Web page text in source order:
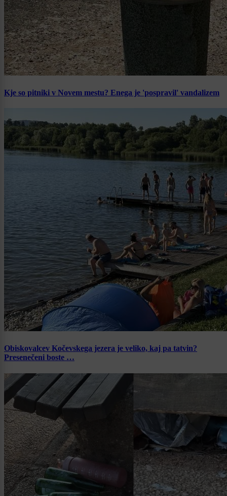
Kje so pitniki v Novem mestu? Enega je 'pospravil' vandalizem
Obiskovalcev Kočevskega jezera je veliko, kaj pa tatvin?
Presenečeni boste …